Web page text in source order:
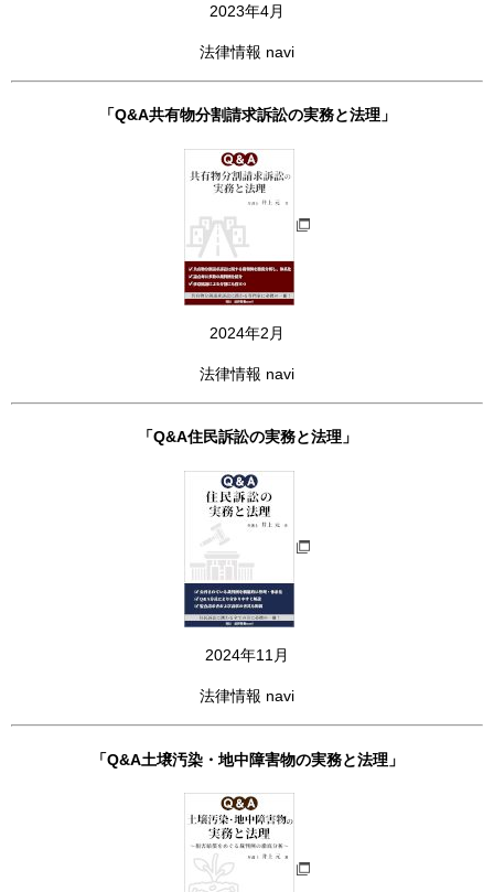
2023年4月
法律情報 navi
「Q&A共有物分割請求訴訟の実務と法理」
2024年2月
法律情報 navi
「Q&A住民訴訟の実務と法理」
2024年11月
法律情報 navi
「Q&A土壌汚染・地中障害物の実務と法理」